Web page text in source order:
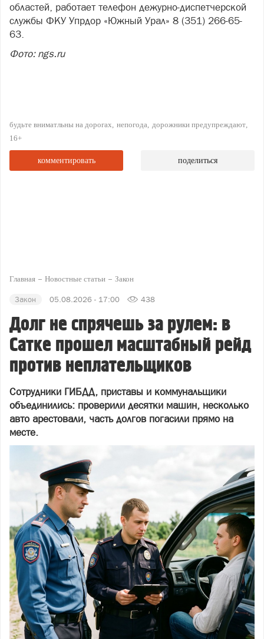
областей, работает телефон дежурно-диспетчерской
службы ФКУ Упрдор «Южный Урал» 8 (351) 266-65-
63.
Фото: ngs.ru
будьте вниматльны на дорогах непогода дорожники предупреждают
16+
комментировать поделиться
Главная Новостные статьи Закон
Закон 05.08.2026 - 17:00 438
Долг не спрячешь за рулем: в
Сатке прошел масштабный рейд
против неплательщиков
Сотрудники ГИБДД, приставы и коммунальщики
объединились: проверили десятки машин, несколько
авто арестовали, часть долгов погасили прямо на
месте.